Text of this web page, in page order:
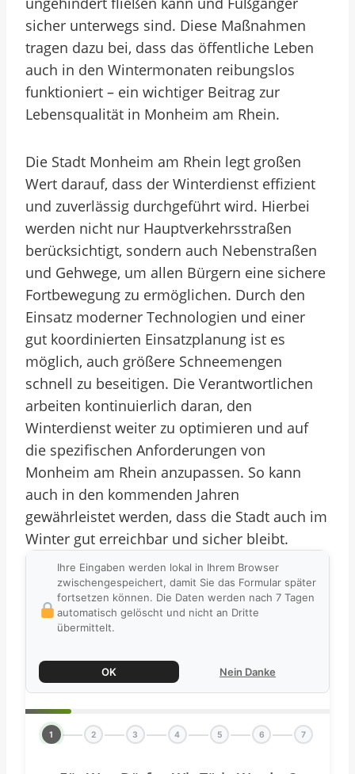
sicher unterwegs sind. Diese Maßnahmen
tragen dazu bei, dass das öffentliche Leben
auch in den Wintermonaten reibungslos
funktioniert – ein wichtiger Beitrag zur
Lebensqualität in Monheim am Rhein.
Die Stadt Monheim am Rhein legt großen
Wert darauf, dass der Winterdienst effizient
und zuverlässig durchgeführt wird. Hierbei
werden nicht nur Hauptverkehrsstraßen
berücksichtigt, sondern auch Nebenstraßen
und Gehwege, um allen Bürgern eine sichere
Fortbewegung zu ermöglichen. Durch den
Einsatz moderner Technologien und einer
gut koordinierten Einsatzplanung ist es
möglich, auch größere Schneemengen
schnell zu beseitigen. Die Verantwortlichen
arbeiten kontinuierlich daran, den
Winterdienst weiter zu optimieren und auf
die spezifischen Anforderungen von
Monheim am Rhein anzupassen. So kann
auch in den kommenden Jahren
gewährleistet werden, dass die Stadt auch im
Winter gut erreichbar und sicher bleibt.
Ihre Eingaben werden lokal in Ihrem Browser
zwischengespeichert, damit Sie das Formular später
fortsetzen können. Die Daten werden nach 7 Tagen
automatisch gelöscht und nicht an Dritte
übermittelt.
OK Nein Danke
1 2 3 4 5 6 7